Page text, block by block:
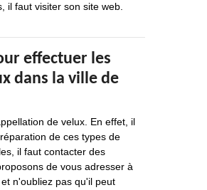
il faut visiter son site web.
effectuer les
dans la ville de
de velux. En effet, il
de ces types de
il faut contacter des
de vous adresser à
n'oubliez pas qu'il peut